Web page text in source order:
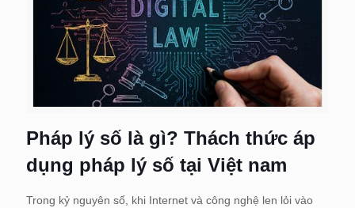
Pháp lý số là gì? Thách thức áp
dụng pháp lý số tại Việt nam
Trong kỷ nguyên số, khi Internet và công nghệ len lỏi vào